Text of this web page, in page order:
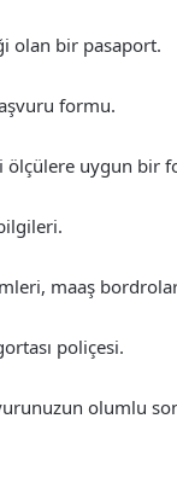
olan bir pasaport.
formu.
ölçülere uygun bir
maaş
poliçesi.
olumlu